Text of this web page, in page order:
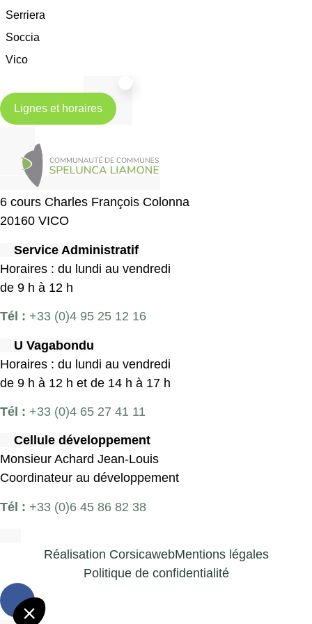
Serriera
Soccia
Vico
Lignes et horaires
6 cours Charles François Colonna
20160 VICO
Service Administratif
Horaires : du lundi au vendredi
de 9 h à 12 h
Tél : +33 (0)4 95 25 12 16
U Vagabondu
Horaires : du lundi au vendredi
de 9 h à 12 h et de 14 h à 17 h
Tél : +33 (0)4 65 27 41 11
Cellule développement
Monsieur Achard Jean-Louis
Coordinateur au développement
Tél : +33 (0)6 45 86 82 38
Réalisation CorsicawebMentions légales
Politique de confidentialité